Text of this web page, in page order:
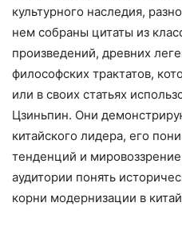
культурного наследия,
нем собраны цитаты из
произведений, древних
философских трактатов,
или в своих статьях
Цзиньпин. Они
китайского лидера, его
тенденций и
аудитории понять
корни модернизации в